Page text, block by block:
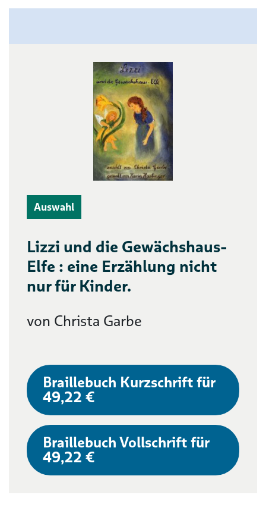
Auswahl
Lizzi und die Gewächshaus-
Elfe : eine Erzählung nicht
nur für Kinder.
von Christa Garbe
Braillebuch Kurzschrift für
49,22 €
Braillebuch Vollschrift für
49,22 €